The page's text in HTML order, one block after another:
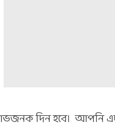
দিন হবে।